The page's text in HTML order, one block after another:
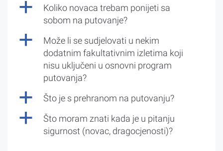
a
Koliko novaca trebam ponijeti sa
sobom na putovanje?
a
Može li se sudjelovati u nekim
dodatnim fakultativnim izletima koji
nisu uključeni u osnovni program
putovanja?
a Što je s prehranom na putovanju?
a
Što moram znati kada je u pitanju
sigurnost (novac, dragocjenosti)?